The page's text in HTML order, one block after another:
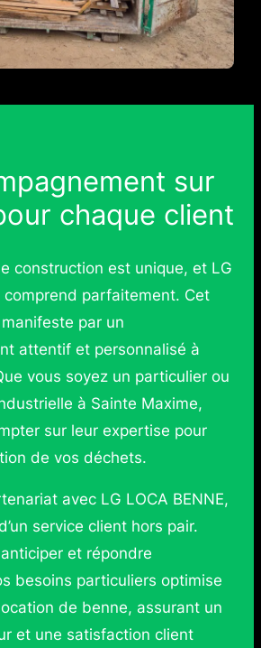
sur
chaque client
construction est unique, et LG
comprend parfaitement. Cet
par un
attentif et personnalisé à
vous soyez un particulier ou
à Sainte Maxime,
sur leur expertise pour
de vos déchets.
avec LG LOCA BENNE,
service client hors pair.
et répondre
besoins particuliers optimise
de benne, assurant un
et une satisfaction client